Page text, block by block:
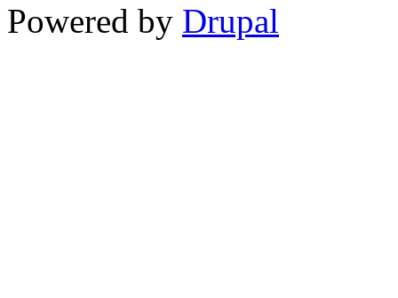
Powered by Drupal